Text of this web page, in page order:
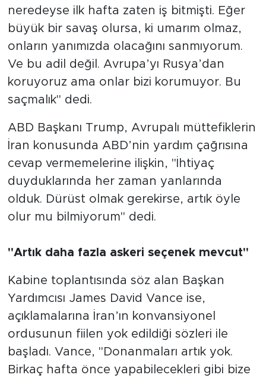
neredeyse ilk hafta zaten iş bitmişti. Eğer
büyük bir savaş olursa, ki umarım olmaz,
onların yanımızda olacağını sanmıyorum.
Ve bu adil değil. Avrupa’yı Rusya’dan
koruyoruz ama onlar bizi korumuyor. Bu
saçmalık" dedi.
ABD Başkanı Trump, Avrupalı müttefiklerin
İran konusunda ABD’nin yardım çağrısına
cevap vermemelerine ilişkin, "İhtiyaç
duyduklarında her zaman yanlarında
olduk. Dürüst olmak gerekirse, artık öyle
olur mu bilmiyorum" dedi.
"Artık daha fazla askeri seçenek mevcut"
Kabine toplantısında söz alan Başkan
Yardımcısı James David Vance ise,
açıklamalarına İran’ın konvansiyonel
ordusunun fiilen yok edildiği sözleri ile
başladı. Vance, "Donanmaları artık yok.
Birkaç hafta önce yapabilecekleri gibi bize